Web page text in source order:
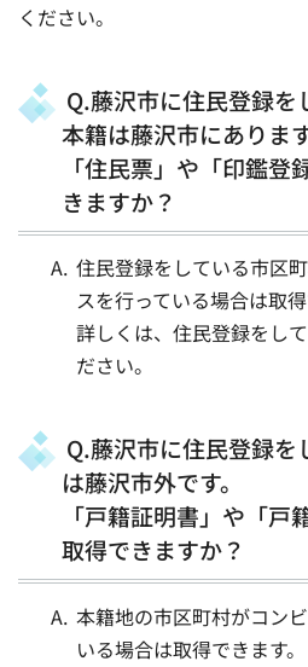
ください。
Q.藤沢市に住民登録を
本籍は藤沢市にあります
「住民票」や「印鑑登
きますか？
住民登録をしている市区
スを行っている場合は取得
詳しくは、住民登録をし
ださい。
Q.藤沢市に住民登録を
は藤沢市外です。
「戸籍証明書」や「戸
取得できますか？
本籍地の市区町村がコン
いる場合は取得できます。